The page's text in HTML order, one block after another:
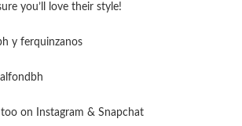
you’ll love their style!
y ferquinzanos
on Instagram & Snapchat